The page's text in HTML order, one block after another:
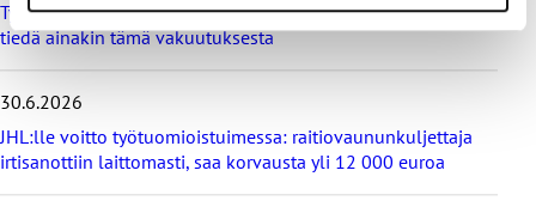
e
t
Työtapaturma- ja ammattitautivakuutus turvaa työelämässä,
tiedä ainakin tämä vakuutuksesta
30.6.2026
JHL:lle voitto työtuomioistuimessa: raitiovaununkuljettaja
irtisanottiin laittomasti, saa korvausta yli 12 000 euroa